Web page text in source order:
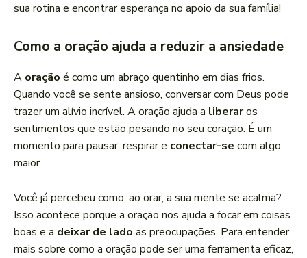
sua rotina e encontrar esperança no apoio da sua família!
Como a oração ajuda a reduzir a ansiedade
A oração é como um abraço quentinho em dias frios.
Quando você se sente ansioso, conversar com Deus pode
trazer um alívio incrível. A oração ajuda a liberaros
sentimentos que estão pesando no seu coração. É um
momento para pausar, respirar e conectar-se com algo
maior.
Você já percebeu como, ao orar, a sua mente se acalma?
Isso acontece porque a oração nos ajuda a focar em coisas
boas e a deixar de lado as preocupações. Para entender
mais sobre como a oração pode ser uma ferramenta eficaz,